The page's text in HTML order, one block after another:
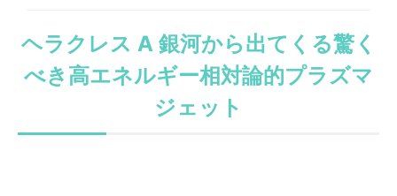
ヘラクレス A 銀河から出てくる驚く
べき高エネルギー相対論的プラズマ
ジェット